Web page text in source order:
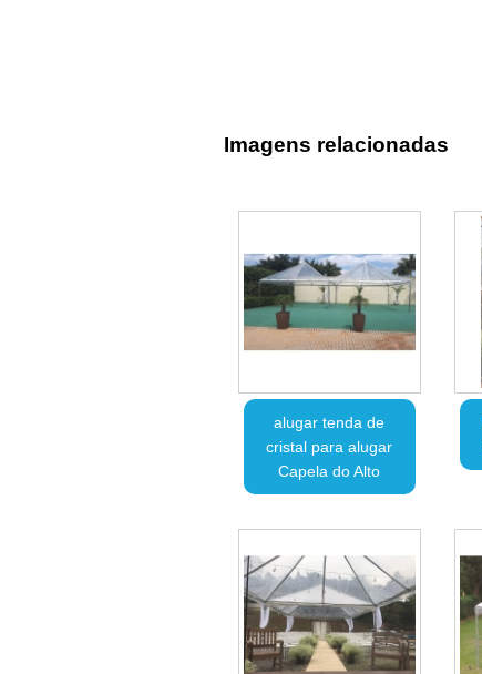
Imagens relacionadas
alugar tenda de
cristal para alugar
Capela do Alto